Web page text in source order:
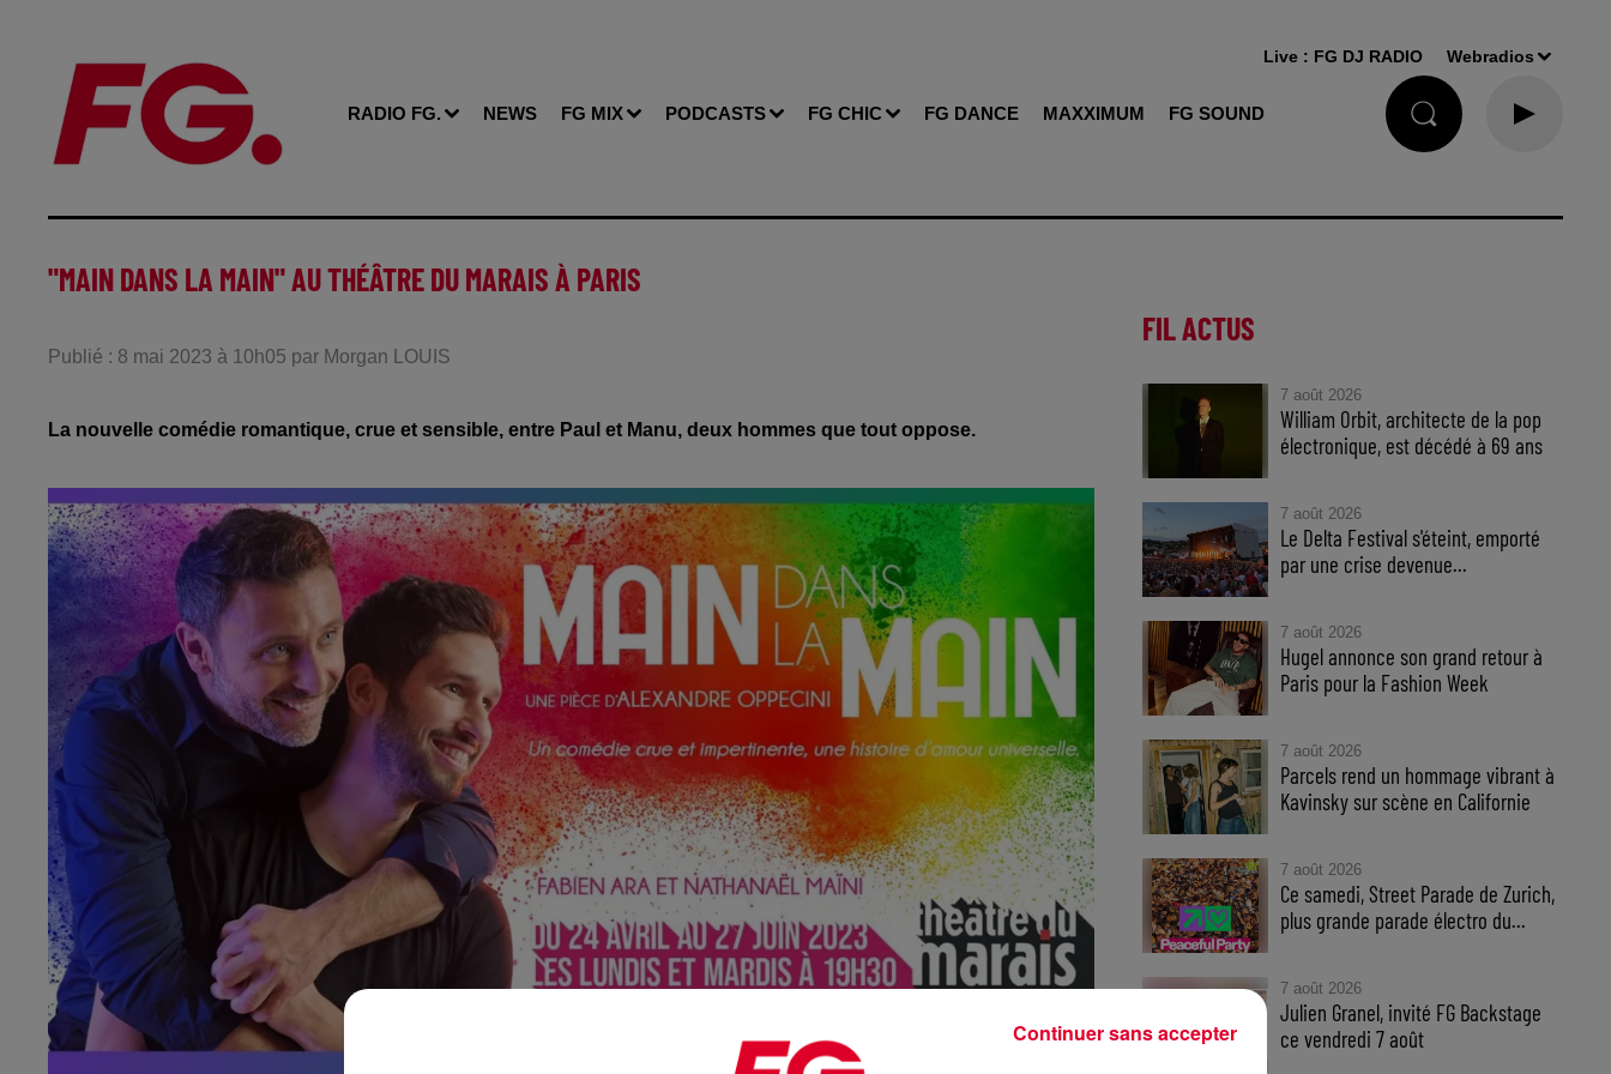
RADIO FG. NEWS FG MIX PODCASTS FG CHIC FG DANCE MAXXIMUM FG SOUND
Live : FG DJ RADIO Webradios
"MAIN DANS LA MAIN" AU THÉÂTRE DU MARAIS À PARIS
Publié : 8 mai 2023 à 10h05 par Morgan LOUIS
La nouvelle comédie romantique, crue et sensible, entre Paul et Manu, deux hommes que tout oppose.
FIL ACTUS
7 août 2026
William Orbit, architecte de la pop
électronique, est décédé à 69 ans
7 août 2026
Le Delta Festival s'éteint, emporté
par une crise devenue...
7 août 2026
Hugel annonce son grand retour à
Paris pour la Fashion Week
7 août 2026
Parcels rend un hommage vibrant à
Kavinsky sur scène en Californie
7 août 2026
Ce samedi, Street Parade de Zurich,
plus grande parade électro du...
7 août 2026
Julien Granel, invité FG Backstage
ce vendredi 7 août
Continuer sans accepter